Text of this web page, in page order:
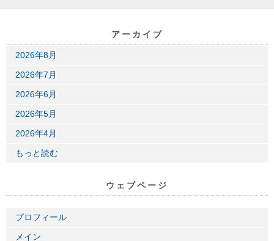
アーカイブ
2026年8月
2026年7月
2026年6月
2026年5月
2026年4月
もっと読む
ウェブページ
プロフィール
メイン